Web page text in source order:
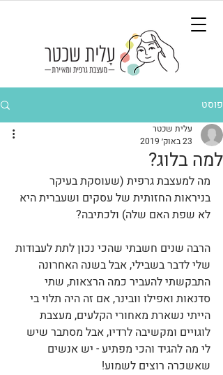
פוסט
למה בלוג?
עלית שכטר
23 באוק׳ 2019
מה למעצבת גרפית (שעוסקת בעיקר
בניראות החזותית של עסקים ושעברית היא
לא שפת האם שלה) ולכתיבה?
הרבה שנים חשבתי שהכי נכון לתת לעבודות
שלי לדבר בשבילי, אבל בשנה האחרונה
התבקשתי להעביר כמה הרצאות, שתי
סדנאות ואפילו וובינר, אם זה היה תלוי בי
הייתי נשארת מאחורי הקלעים, מעצבת
לוגויים ומקשיבה לרדיו, אבל מסתבר שיש
לי מה להגיד והכי מפתיע - יש אנשים
שאשכרה רוצים לשמוע!